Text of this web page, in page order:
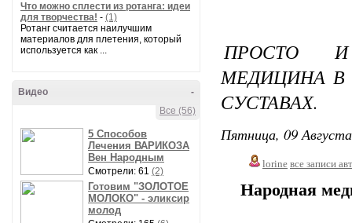
Что можно сплести из ротанга: идеи
для творчества! - (1)
Ротанг считается наилучшим
материалов для плетения, который
используется как ...
-
Видео
Все (56)
5 Способов
Лечения ВАРИКОЗА
Вен Народным
Смотрели: 61 (2)
Готовим "ЗОЛОТОЕ
МОЛОКО" - эликсир
молод
ПРОСТО И
МЕДИЦИНА В
СУСТАВАХ.
Пятница, 09
lorine все записи
Народная